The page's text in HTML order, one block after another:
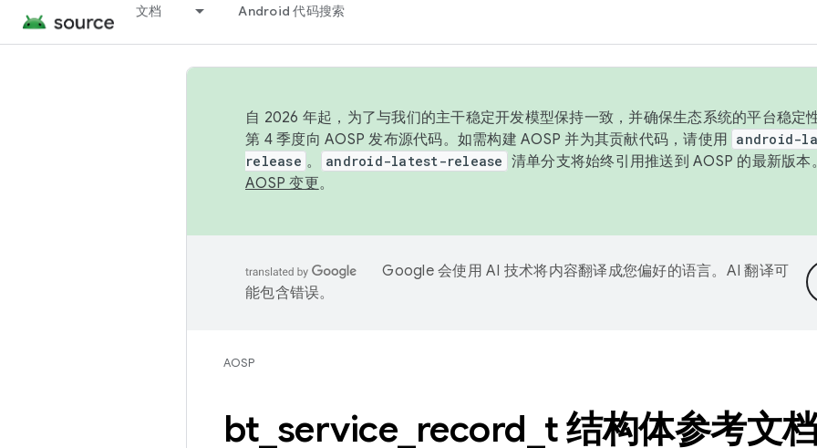
文档 Android 代码搜索
自 2026 年起，为了与我们的主干稳定开发模型保持一致，并确保生态系统的平台稳定
第 4 季度向 AOSP 发布源代码。如需构建 AOSP 并为其贡献代码，请使用 android-
release 。 android-latest-release 清单分支将始终引用推送到 AOSP 的最新版
AOSP 变更。
Google 会使用 AI 技术将内容翻译成您偏好的语言。AI 翻译可
能包含错误。
AOSP
bt service record t 结构体参考文